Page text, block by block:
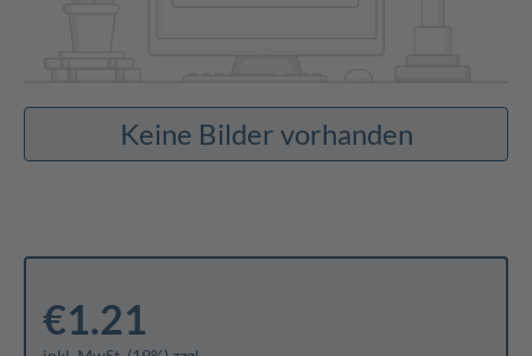
Keine Bilder vorhanden
€1.21